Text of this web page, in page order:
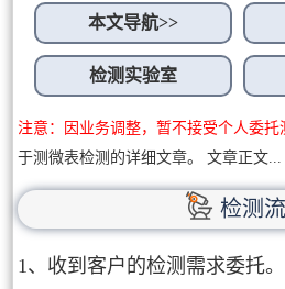
本文导航>>
检测实验室
注意：因业务调整，暂不接受个人委托
于测微表检测的详细文章。 文章正文...
检测
1、收到客户的检测需求委托。